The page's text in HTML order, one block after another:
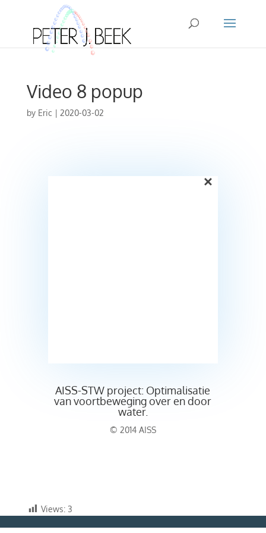
Video 8 popup
by Eric | 2020-03-02
×
AISS-STW project: Optimalisatie
van voortbeweging over en door
water.
© 2014 AISS
Views: 3